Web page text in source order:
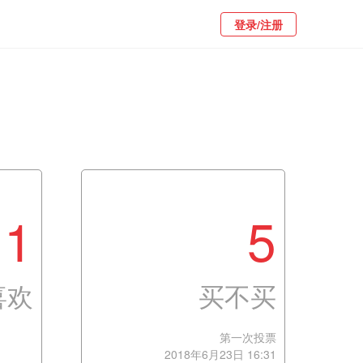
登录/注册
1 5
买不买
第一次投票
2018年6月23日 16:31